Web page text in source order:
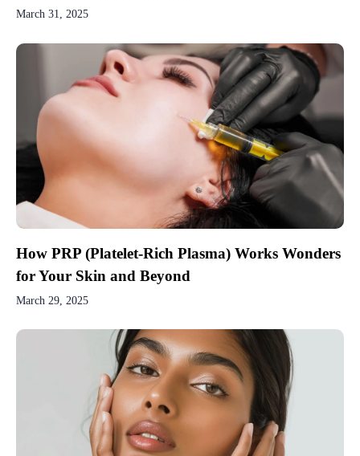
March 31, 2025
How PRP (Platelet-Rich Plasma) Works Wonders
for Your Skin and Beyond
March 29, 2025